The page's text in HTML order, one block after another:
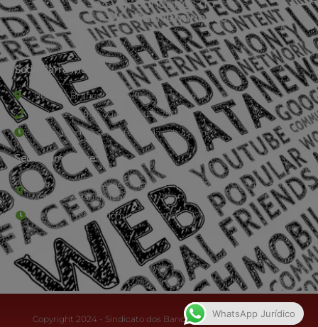
Sede Barra Mansa
Rua Rio Branco, nº107 (2º andar), Centro - Cep: 27.330-030
(24) 3323-2848 ou (24) 3323-2500
De segunda à sexta-feira , das 9h às 17h.
Sede Campestre:
Estrada Governador Chagas Freitas – 3.780 – Colônia Santo
Antônio – Barra Mansa
De terça-feira a domingo, das 9h às 17h
Copyright 2024 - Sindicato dos Bancários do Sul Fluminense
WhatsApp Jurídico